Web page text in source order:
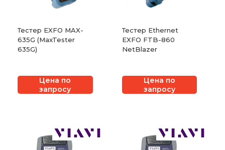
Тестер EXFO MAX-
635G (MaxTester
635G)
Цена по
запросу
Тестер Ethernet
EXFO FTB-860
NetBlazer
Цена по
запросу